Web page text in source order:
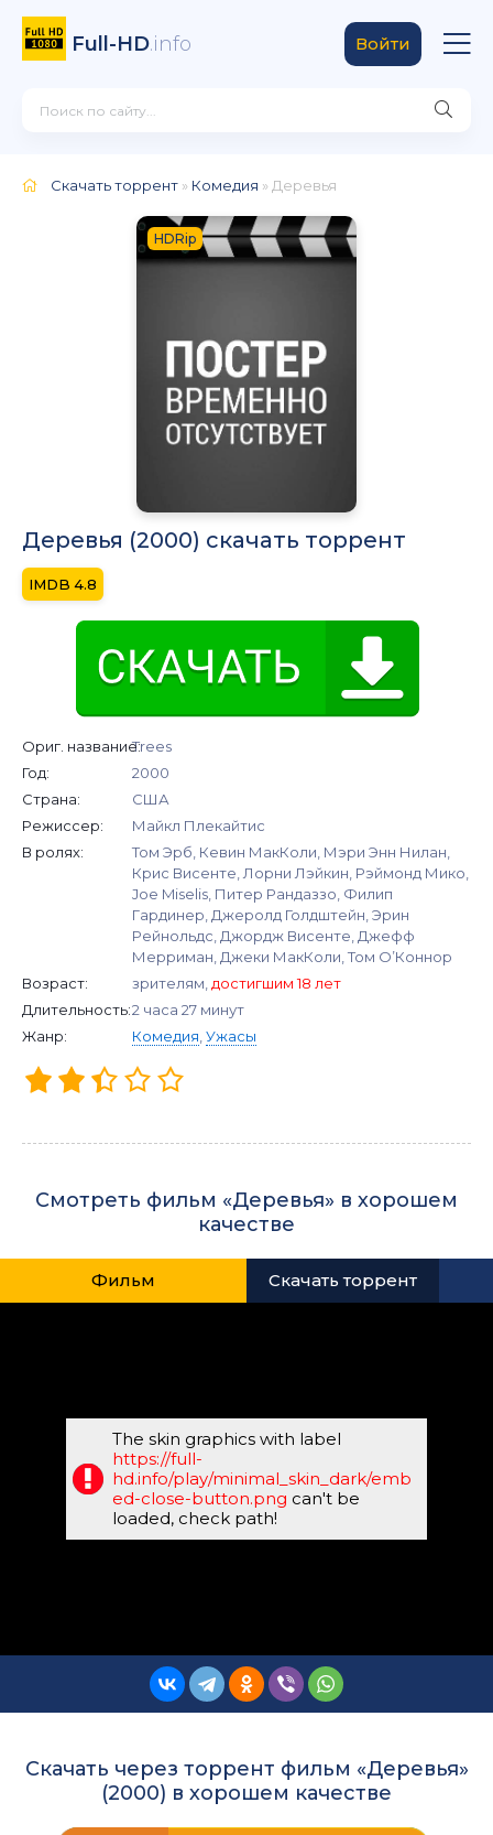
Full-HD.info Войти
Скачать торрент » Комедия » Деревья
HDRip
Деревья (2000) скачать торрент
4.8
Ориг. название:Trees
Год:
2000
Страна:
США
Режиссер:
Майкл Плекайтис
В ролях:
Том Эрб, Кевин МакКоли, Мэри Энн Нилан,
Крис Висенте, Лорни Лэйкин, Рэймонд Мико,
Joe Miselis, Питер Рандаззо, Филип
Гардинер, Джеролд Голдштейн, Эрин
Рейнольдс, Джордж Висенте, Джефф
Мерриман, Джеки МакКоли, Том О’Коннор
Возраст:
зрителям, достигшим 18 лет
Длительность:2 часа 27 минут
Жанр:
Комедия Ужасы
Смотреть фильм «Деревья» в хорошем
качестве
Фильм Скачать торрент
The skin graphics with label
https://full-
hd.info/play/minimal_skin_dark/emb
ed-close-button.png can't be
loaded, check path!
Скачать через торрент фильм «Деревья»
(2000) в хорошем качестве